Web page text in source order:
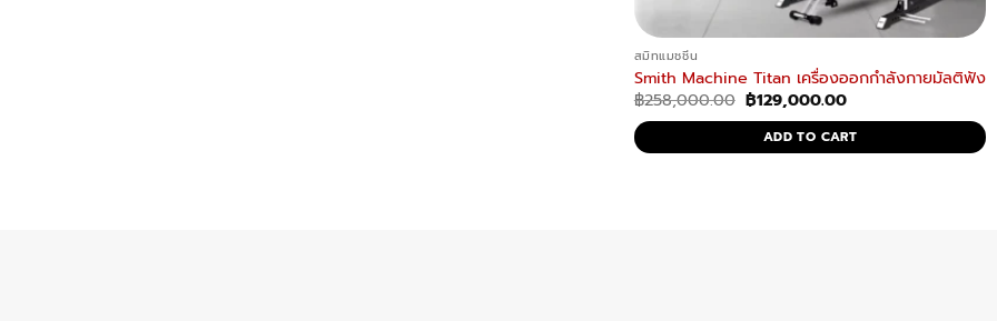
สมิทแมชชีน
Smith Machine Titan เครื่องออกกำลังกายมัลติฟัง
฿258,000.00 Original
price
was:
฿258,000.00.
฿129,000.00Current
is:
฿129,000.00.
ADD TO CART